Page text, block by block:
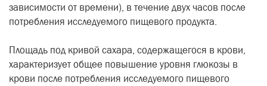
зависимости от времени), в течение двух часов после
потребления исследуемого пищевого продукта.
Площадь под кривой сахара, содержащегося в крови,
характеризует общее повышение уровня глюкозы в
крови после потребления исследуемого пищевого